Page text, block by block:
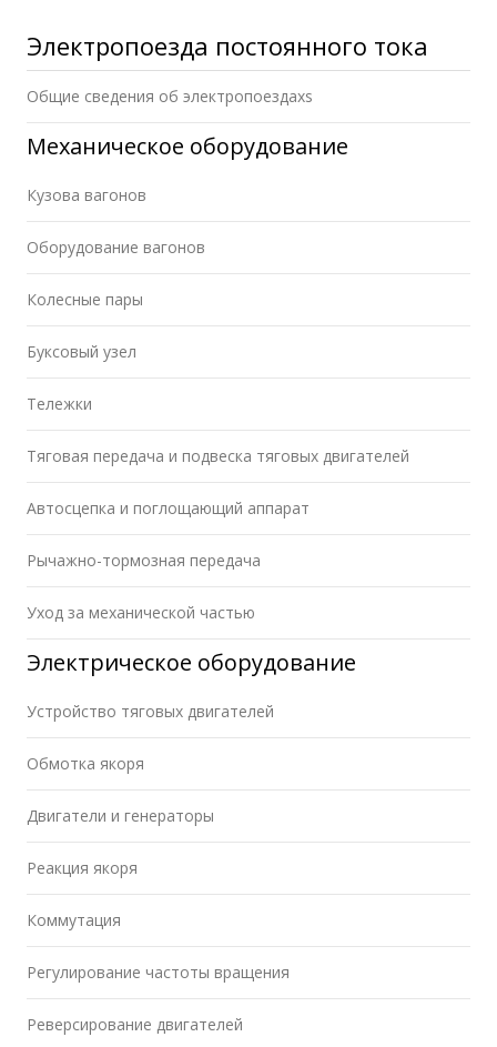
Электропоезда постоянного тока
Общие сведения об электропоездахs
Механическое оборудование
Кузова вагонов
Оборудование вагонов
Колесные пары
Буксовый узел
Тележки
Тяговая передача и подвеска тяговых двигателей
Автосцепка и поглощающий аппарат
Рычажно-тормозная передача
Уход за механической частью
Электрическое оборудование
Устройство тяговых двигателей
Обмотка якоря
Двигатели и генераторы
Реакция якоря
Коммутация
Регулирование частоты вращения
Реверсирование двигателей